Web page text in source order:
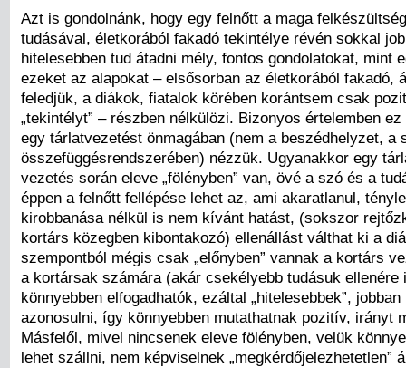
Azt is gondolnánk, hogy egy felnőtt a maga
tudásával, életkorából fakadó tekintélye révén sokkal
hitelesebben tud átadni mély, fontos gondolatokat, mint
ezeket az alapokat – elsősorban az életkorából fakadó,
feledjük, a diákok, fiatalok körében korántsem csak
„tekintélyt” – részben nélkülözi. Bizonyos értelemben
egy tárlatvezetést önmagában (nem a beszédhelyzet, a
összefüggésrendszerében) nézzük. Ugyanakkor egy
vezetés során eleve „fölényben” van, övé a szó és a
éppen a felnőtt fellépése lehet az, ami akaratlanul,
kirobbanása nélkül is nem kívánt hatást, (sokszor
kortárs közegben kibontakozó) ellenállást válthat ki a
szempontból mégis csak „előnyben” vannak a kortárs
a kortársak számára (akár csekélyebb tudásuk ellenére
könnyebben elfogadhatók, ezáltal „hitelesebbek”,
azonosulni, így könnyebben mutathatnak pozitív, irányt
Másfelől, mivel nincsenek eleve fölényben, velük
lehet szállni, nem képviselnek „megkérdőjelezhetetlen”